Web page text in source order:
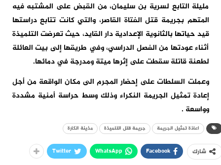
مليلة التابع لسرية بن سليمان، من القبض على المشتبه فيه
المتهم بجريمة قتل الفتاة القاصر، والتي كانت تتابع دراستها
قيد حياتها بالثانوية الإعدادية دار القايد، حيث تعرضت التلميذة
أثناء عودتها من الفصل الدراسي، وفي طريقها إلى بيت العائلة
لطعنة قاتلة سقطت على إثرها ميتة ومدرجة في دمائها.
وعملت السلطات على إحضار المجرم الى مكان الواقعة من أجل
إعادة تمثيل الجريمة النكراء وذلك وسط حراسة أمنية مشددة
وواسعة .
اعاذة تمثيل الجريمة جريمة قتل التلميذة مذينة الكارة
شارك Facebook
WhatsApp
Twitter